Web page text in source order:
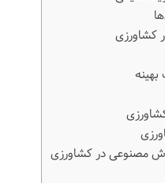
مصنوعی در کشاورزی